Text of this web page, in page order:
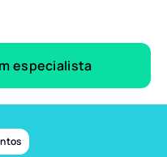
especialista